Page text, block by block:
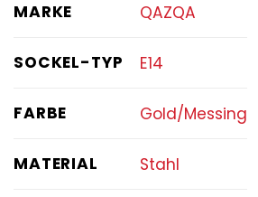
MARKE QAZQA
SOCKEL-TYP E14
FARBE Gold/Messing
MATERIAL Stahl